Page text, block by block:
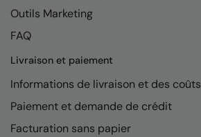
Larkwood
Maddins
Madeira
MagiCut
Marketing Hub
Outils Marketing
FAQ
Livraison et paiement
Informations de livraison et des coûts
Paiement et demande de crédit
Facturation sans papier